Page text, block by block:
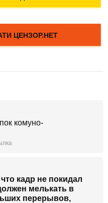
комуно-
кадр не покидал
мелькать в
перерывов,